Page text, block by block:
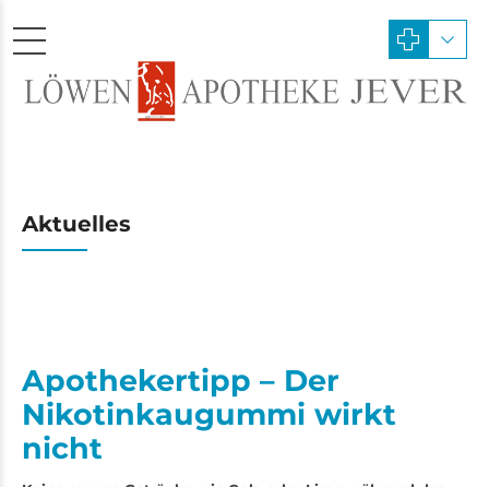
Aktuelles
Apothekertipp – Der
Nikotinkaugummi wirkt
nicht